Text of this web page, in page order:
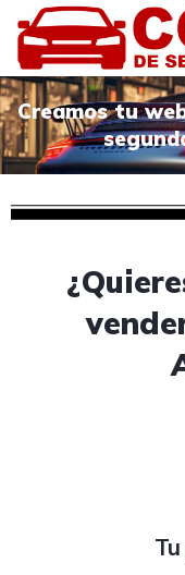
Creamos tu